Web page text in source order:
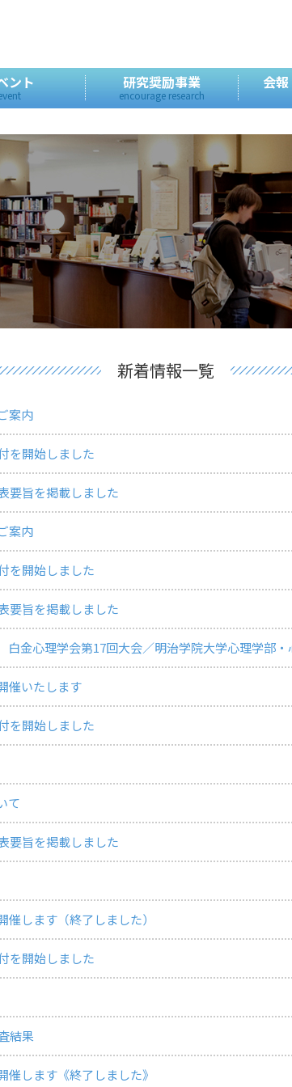
ント 研究奨励事業
encourage research
会報
新着情報一覧
案内
を開始しました
要旨を掲載しました
案内
を開始しました
要旨を掲載しました
金心理学会第17回大会／明治学院大学心理学部・
催いたします
を開始しました
て
要旨を掲載しました
します（終了しました）
を開始しました
結果
催します《終了しました》